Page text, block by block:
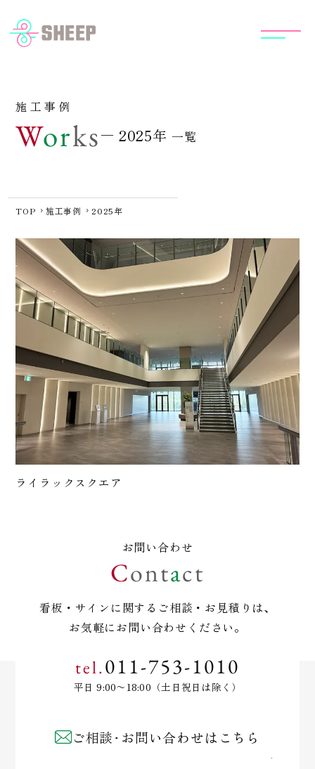
採用情報
tel.011-753-1010
平日 9:00〜18:00（土日祝日は除く）
ご相談・お問い合わせはこちら
施工事例
Works 2025年 一覧
TOP 施工事例 2025年
ライラックスクエア
お問い合わせ
Contact
看板・サインに関するご相談・お見積りは、
お気軽にお問い合わせください。
tel.011-753-1010
平日 9:00〜18:00（土日祝日は除く）
ご相談･お問い合わせはこちら